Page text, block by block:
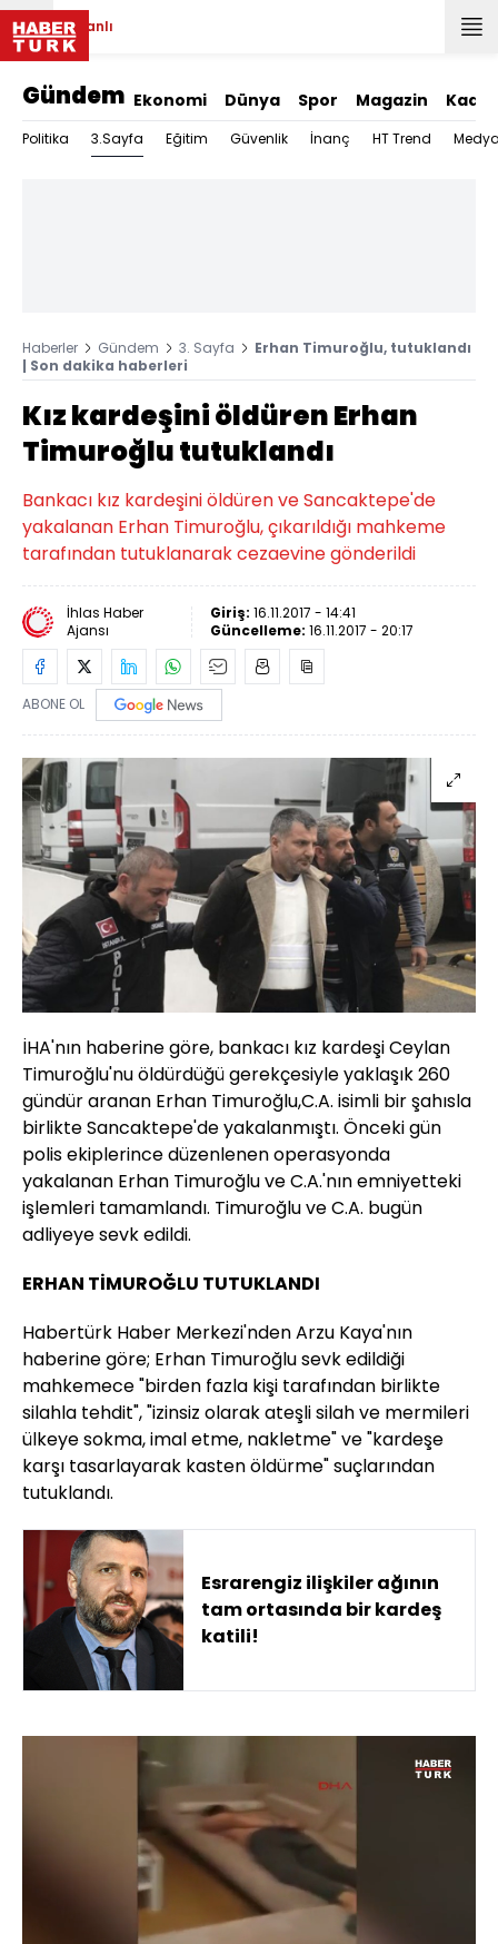
Canlı
Gündem Ekonomi Dünya Spor Magazin Kadın
Politika 3.Sayfa Eğitim Güvenlik İnanç HT Trend
Haberler Gündem 3. Sayfa
Erhan Timuroğlu, tutuklandı
| Son dakika haberleri
Kız kardeşini öldüren Erhan
Timuroğlu tutuklandı
Bankacı kız kardeşini öldüren ve Sancaktepe'de
yakalanan Erhan Timuroğlu, çıkarıldığı mahkeme
tarafından tutuklanarak cezaevine gönderildi
İhlas Haber
Ajansı
Giriş: 16.11.2017 - 14:41
Güncelleme: 16.11.2017 - 20:17
ABONE OL
İHA'nın haberine göre, bankacı kız kardeşi Ceylan
Timuroğlu'nu öldürdüğü gerekçesiyle yaklaşık 260
gündür aranan Erhan Timuroğlu,C.A. isimli bir şahısla
birlikte Sancaktepe'de yakalanmıştı. Önceki gün
polis ekiplerince düzenlenen operasyonda
yakalanan Erhan Timuroğlu ve C.A.'nın emniyetteki
işlemleri tamamlandı. Timuroğlu ve C.A. bugün
adliyeye sevk edildi.
ERHAN TİMUROĞLU TUTUKLANDI
Habertürk Haber Merkezi'nden Arzu Kaya'nın
haberine göre; Erhan Timuroğlu sevk edildiği
mahkemece "birden fazla kişi tarafından birlikte
silahla tehdit", "izinsiz olarak ateşli silah ve mermileri
ülkeye sokma, imal etme, nakletme" ve "kardeşe
karşı tasarlayarak kasten öldürme" suçlarından
tutuklandı.
Esrarengiz ilişkiler ağının
tam ortasında bir kardeş
katili!
Yüklendi